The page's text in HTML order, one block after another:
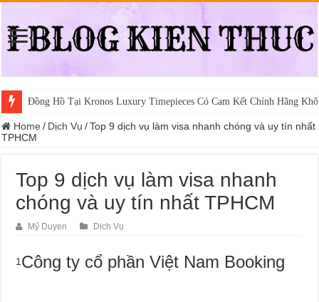
Đồng Hồ Tại Kronos Luxury Timepieces Có Cam Kết Chính Hãng
Home / Dịch Vụ / Top 9 dịch vụ làm visa nhanh chóng và uy tín nhất
TPHCM
Top 9 dịch vụ làm visa nhanh
chóng và uy tín nhất TPHCM
Mỹ Duyen Dịch Vụ
1 Công ty cổ phần Việt Nam Booking